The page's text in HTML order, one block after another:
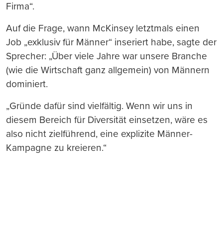
Firma“.
Auf die Frage, wann McKinsey letztmals einen
Job „exklusiv für Männer“ inseriert habe, sagte der
Sprecher: „Über viele Jahre war unsere Branche
(wie die Wirtschaft ganz allgemein) von Männern
dominiert.
„Gründe dafür sind vielfältig. Wenn wir uns in
diesem Bereich für Diversität einsetzen, wäre es
also nicht zielführend, eine explizite Männer-
Kampagne zu kreieren.“